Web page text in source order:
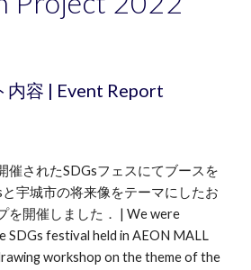
内容 | Event Report
催されたSDGsフェスにてブースを
宇城市の将来像をテーマにしたお
を開催 しました ． | We were
festival held in AEON MALL
workshop on the theme of the